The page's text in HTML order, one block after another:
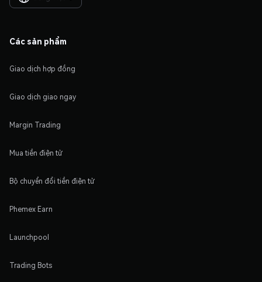
Các sản phẩm
Giao dịch hợp đồng
Giao dịch giao ngay
Margin Trading
Mua tiền điện tử
Bộ chuyển đổi tiền điện tử
Phemex Earn
Launchpool
Trading Bots